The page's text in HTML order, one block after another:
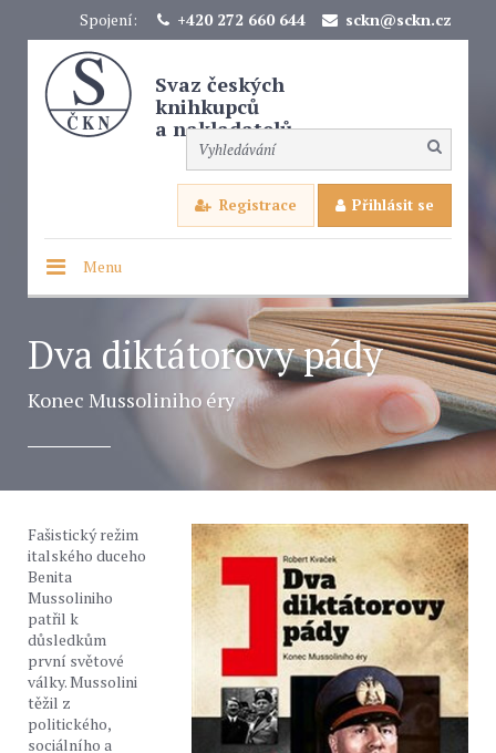
Spojení: +420 272 660 644 sckn@sckn.cz
Svaz českých
knihkupců
a nakladatelů
Registrace Přihlásit se
Menu
Dva diktátorovy pády
Konec Mussoliniho éry
Fašistický režim
italského duceho
Benita
Mussoliniho
patřil k
důsledkům
první světové
války. Mussolini
těžil z
politického,
sociálního a